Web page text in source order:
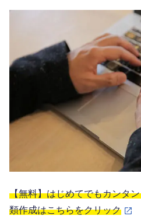
【無料】はじめてでもカンタ
類作成はこちらをクリック